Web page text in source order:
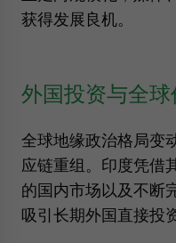
获得发展良机。
外国投资与全球
全球地缘政治格局变
应链重组。印度凭借
的国内市场以及不断
吸引长期外国直接投